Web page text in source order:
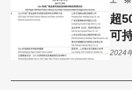
超
可
境
2024